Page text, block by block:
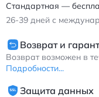
Стандартная —
26-39 дней с
Возврат и
Возврат возможен в
Подробности...
Защита данных